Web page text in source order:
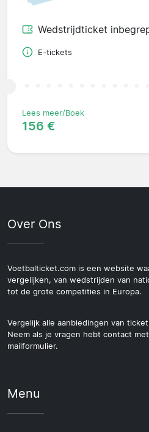
Wedstrijdticket
E-tickets
Lees meer/Boek
156 €
Over Ons
Voetbalticket.com is een website
vergelijken, van wedstrijden van
tot de grote competities in Europa.
Vergelijk alle aanbiedingen van
Neem als je vragen hebt contact
mailformulier.
Menu